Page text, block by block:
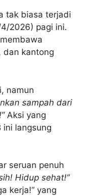
tak biasa terjadi
2026) pagi ini.
dan kantong
namun
sampah dari
Aksi yang
ini langsung
seruan penuh
Hidup sehat!”
kerja!” yang